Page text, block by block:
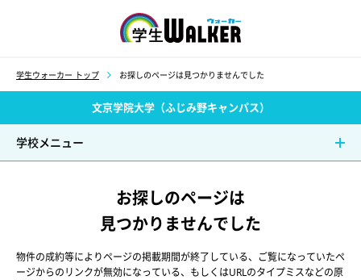
学生ウォーカー トップ お探しのページは見つかりませんでした
文京学院大学（ふじみ野キャンパス）
学校メニュー
お探しのページは
見つかりませんでした
物件の成約等によりページの掲載期間が終了している、ご覧になっていたペ
ージからのリンクが無効になっている、もしくはURLのタイプミスなどの原